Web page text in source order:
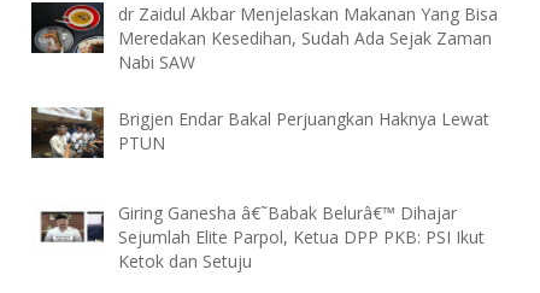
dr Zaidul Akbar Menjelaskan Makanan Yang Bisa
Meredakan Kesedihan, Sudah Ada Sejak Zaman
Nabi SAW
Brigjen Endar Bakal Perjuangkan Haknya Lewat
PTUN
Giring Ganesha â€˜Babak Belurâ€™ Dihajar
Sejumlah Elite Parpol, Ketua DPP PKB: PSI Ikut
Ketok dan Setuju